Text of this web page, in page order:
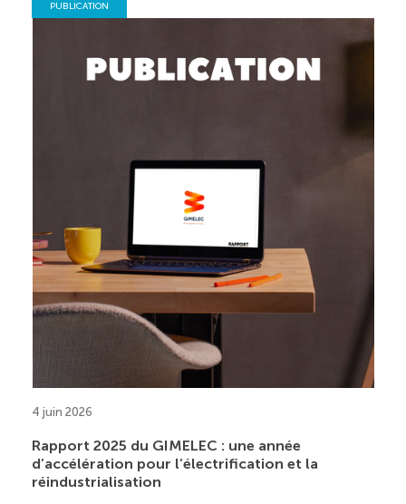
PUBLICATION
4 juin 2026
Rapport 2025 du GIMELEC : une année
d’accélération pour l’électrification et la
réindustrialisation